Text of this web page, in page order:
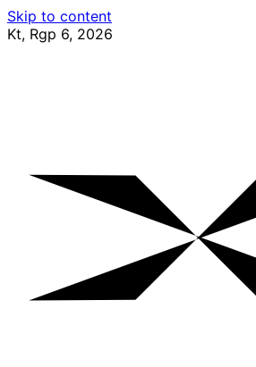
Skip to content
Kt, Rgp 6, 2026